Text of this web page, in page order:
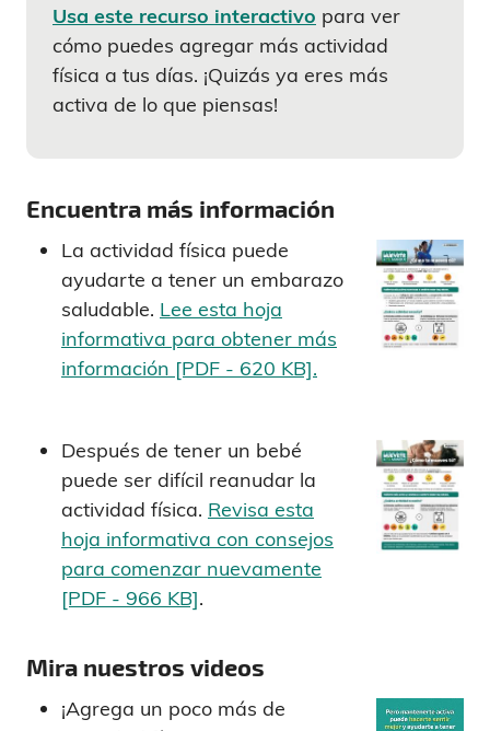
Usa este recurso interactivo para ver
cómo puedes agregar más actividad
física a tus días. ¡Quizás ya eres más
activa de lo que piensas!
Encuentra más información
La actividad física puede
ayudarte a tener un embarazo
saludable. Lee esta hoja
informativa para obtener más
información [PDF - 620 KB].
Después de tener un bebé
puede ser difícil reanudar la
actividad física. Revisa esta
hoja informativa con consejos
para comenzar nuevamente
[PDF - 966 KB].
Mira nuestros videos
¡Agrega un poco más de